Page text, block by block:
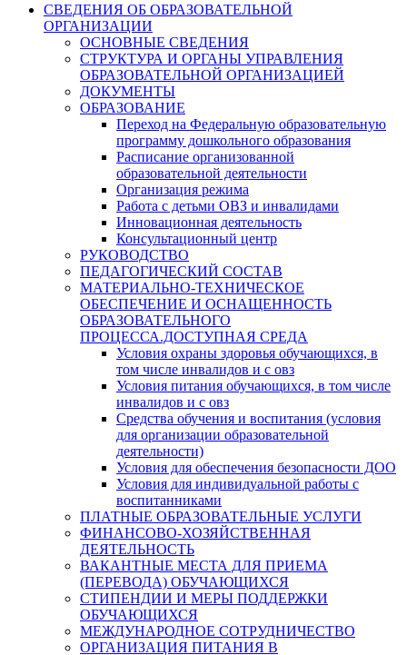
СВЕДЕНИЯ ОБ ОБРАЗОВАТЕЛЬНОЙ
ОРГАНИЗАЦИИ
ОСНОВНЫЕ СВЕДЕНИЯ
СТРУКТУРА И ОРГАНЫ УПРАВЛЕНИЯ
ОБРАЗОВАТЕЛЬНОЙ ОРГАНИЗАЦИЕЙ
ДОКУМЕНТЫ
ОБРАЗОВАНИЕ
Переход на Федеральную образовательную
программу дошкольного образования
Расписание организованной
образовательной деятельности
Организация режима
Работа с детьми ОВЗ и инвалидами
Инновационная деятельность
Консультационный центр
РУКОВОДСТВО
ПЕДАГОГИЧЕСКИЙ СОСТАВ
МАТЕРИАЛЬНО-ТЕХНИЧЕСКОЕ
ОБЕСПЕЧЕНИЕ И ОСНАЩЕННОСТЬ
ОБРАЗОВАТЕЛЬНОГО
ПРОЦЕССА.ДОСТУПНАЯ СРЕДА
Условия охраны здоровья обучающихся, в
том числе инвалидов и с овз
Условия питания обучающихся, в том числе
инвалидов и с овз
Средства обучения и воспитания (условия
для организации образовательной
деятельности)
Условия для обеспечения безопасности ДОО
Условия для индивидуальной работы с
воспитанниками
ПЛАТНЫЕ ОБРАЗОВАТЕЛЬНЫЕ УСЛУГИ
ФИНАНСОВО-ХОЗЯЙСТВЕННАЯ
ДЕЯТЕЛЬНОСТЬ
ВАКАНТНЫЕ МЕСТА ДЛЯ ПРИЕМА
(ПЕРЕВОДА) ОБУЧАЮЩИХСЯ
СТИПЕНДИИ И МЕРЫ ПОДДЕРЖКИ
ОБУЧАЮЩИХСЯ
МЕЖДУНАРОДНОЕ СОТРУДНИЧЕСТВО
ОРГАНИЗАЦИЯ ПИТАНИЯ В